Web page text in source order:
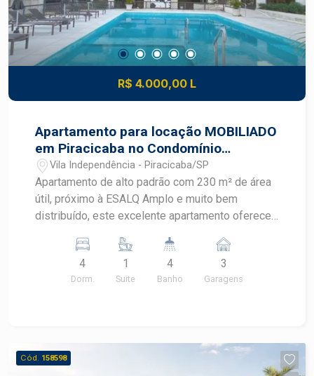
- Ar-condicionado em todos os ambientes. -
Sistema de aquecimento central com boiler. -
Sistema de energia fotovoltaica com 12 placas
solares. - Dois reservatórios de água com
capacidade de 500 litros cada. Um imóvel que
reúne conforto, sofisticação, tecnologia e
R$ 4.000,00 L
Apartamento para locação MOBILIADO
em Piracicaba no Condomínio
Residencial Europa proximo a Esalq
Vila Independência - Piracicaba/SP
Apartamento de alto padrão com 230 m² de área
útil, próximo à ESALQ Amplo e muito bem
distribuído, este excelente apartamento oferece
privilegiada. O imóvel conta com 3 vagas de
garagem e depósito privativo, além de uma
espaçosa sala para 3 ambientes, integrada a uma
terraço técnico. Na área íntima, são 4 dormitórios,
sendo 1 suítes, todos com armários embutidos,
4
Dorm.
1
Suite
4
Banho
3
Garagens
Cód. 158598